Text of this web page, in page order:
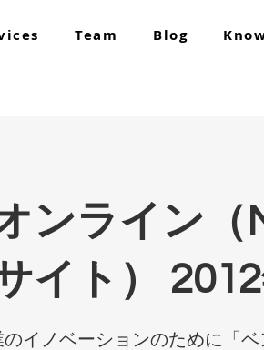
Team Blog
ンライン（
イト）
イノベーションのために「ベ